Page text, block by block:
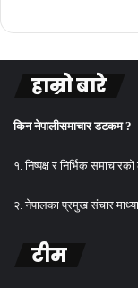
हाम्रो बारे
किन नेपालीसमाचार डटकम ?
१. निष्पक्ष र निर्भिक समाचारको
२. नेपालका प्रमुख संचार
टीम